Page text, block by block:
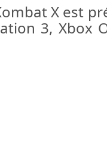
X est
3, Xbox